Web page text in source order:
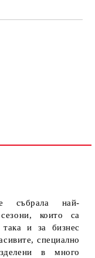
събрала най-
които са
и за бизнес
специално
в много